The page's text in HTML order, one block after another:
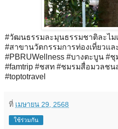
#วัฒนธรรมละมุนธรรมชาติละไม
#สาขานวัตกรรมการท่องเที่ยวแล
#PBRUWellness #บางตะบูน #ชุ
#famtrip #ชสท #ชมรมสื่อมวลชน
#toptotravel
ที่ เมษายน 29, 2568
ใช้ร่วมกัน